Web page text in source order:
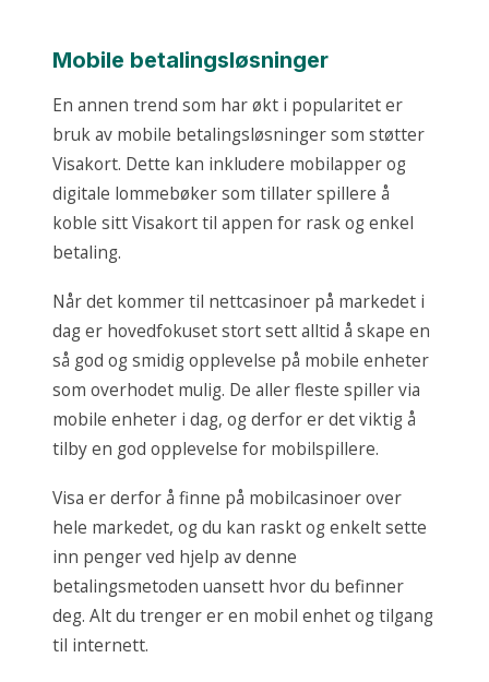
Mobile betalingsløsninger
En annen trend som har økt i popularitet er
bruk av mobile betalingsløsninger som støtter
Visakort. Dette kan inkludere mobilapper og
digitale lommebøker som tillater spillere å
koble sitt Visakort til appen for rask og enkel
betaling.
Når det kommer til nettcasinoer på markedet i
dag er hovedfokuset stort sett alltid å skape en
så god og smidig opplevelse på mobile enheter
som overhodet mulig. De aller fleste spiller via
mobile enheter i dag, og derfor er det viktig å
tilby en god opplevelse for mobilspillere.
Visa er derfor å finne på mobilcasinoer over
hele markedet, og du kan raskt og enkelt sette
inn penger ved hjelp av denne
betalingsmetoden uansett hvor du befinner
deg. Alt du trenger er en mobil enhet og tilgang
til internett.